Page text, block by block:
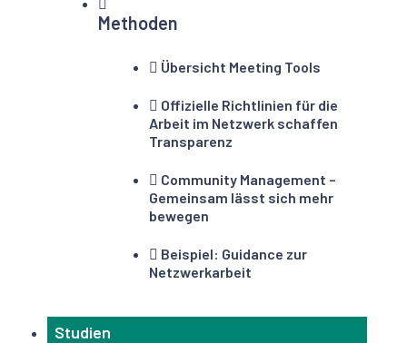
Methoden
Übersicht Meeting Tools
Offizielle Richtlinien für die
Arbeit im Netzwerk schaffen
Transparenz
Community Management –
Gemeinsam lässt sich mehr
bewegen
Beispiel: Guidance zur
Netzwerkarbeit
Studien